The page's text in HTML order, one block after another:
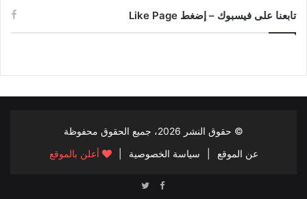
تابعنا على فيسبوك – إضغط Like Page
© حقوق النشر 2026، جميع الحقوق محفوظة
عن الموقع
سياسة الخصوصية أعلن بالموقع